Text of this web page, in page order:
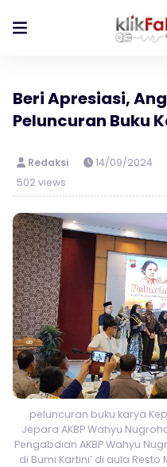
Beri Apresiasi,
Peluncuran Buku
Redaksi 14/09/2024
502 views
peluncuran buku karya
Jepara AKBP Wahyu
Pengabdian AKBP Wahyu
di Bumi Kartini’ di aula